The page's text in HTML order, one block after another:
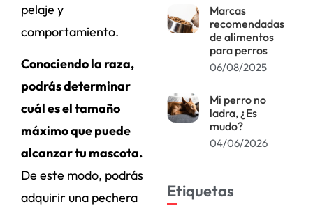
pelaje y
comportamiento.
Conociendo la raza,
podrás determinar
cuál es el tamaño
máximo que puede
alcanzar tu mascota.
De este modo, podrás
adquirir una pechera
Marcas
recomendadas
de alimentos
para perros
06/08/2025
Mi perro no
ladra, ¿Es
mudo?
04/06/2026
Etiquetas